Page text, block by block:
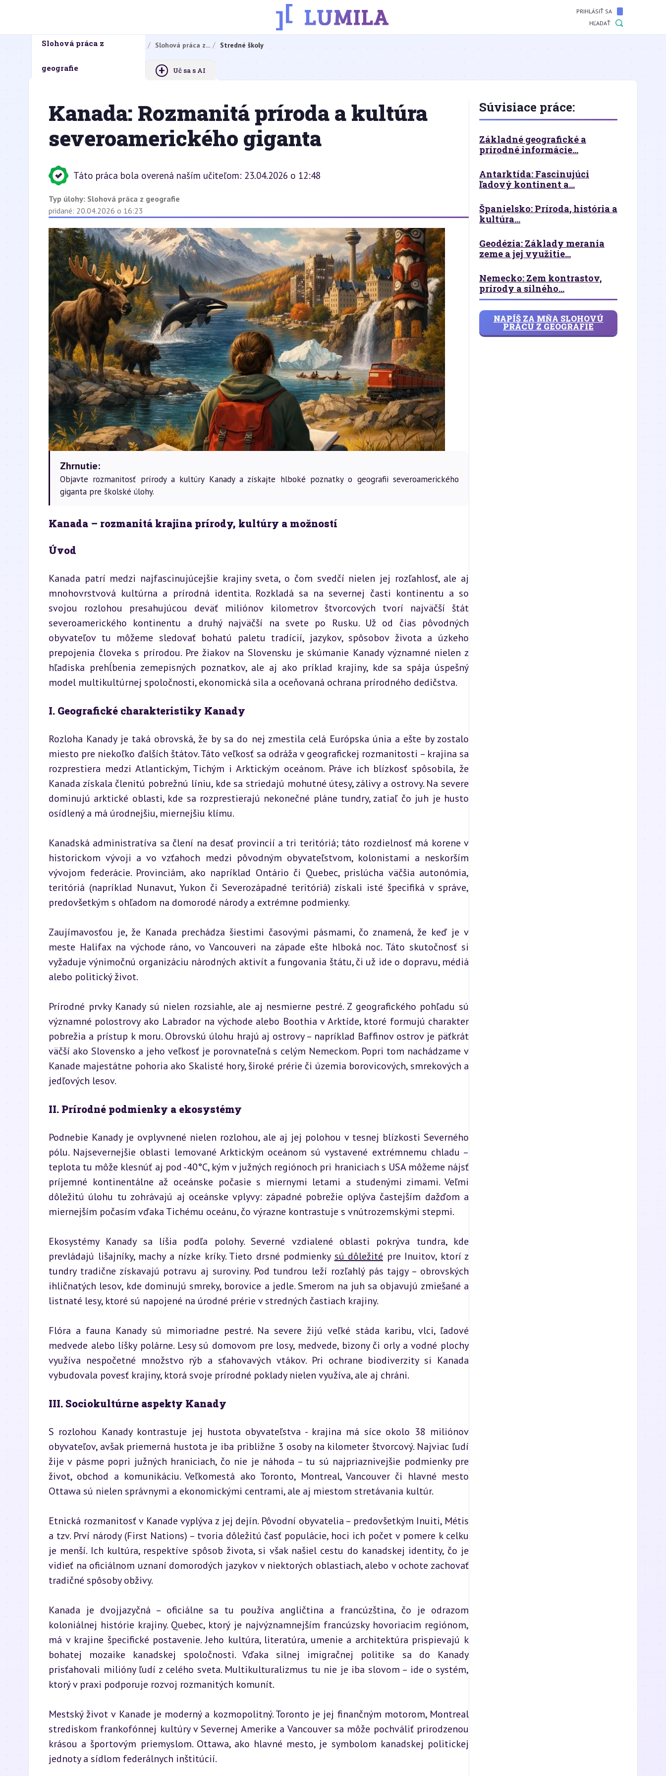
PRIHLÁSIŤ SA
HĽADAŤ
Domovská stránka Domáce úlohy Slohová práca z... Stredné školy
Slohová práca z
geografie + Uč sa s AI
Kanada: Rozmanitá príroda a kultúra
severoamerického giganta
Táto práca bola overená naším učiteľom: 23.04.2026 o 12:48
Typ úlohy: Slohová práca z geografie
pridané: 20.04.2026 o 16:23
Zhrnutie:
Objavte rozmanitosť prírody a kultúry Kanady a získajte hlboké poznatky o geografii severoamerického
giganta pre školské úlohy.
Kanada – rozmanitá krajina prírody, kultúry a možností
Úvod
Kanada patrí medzi najfascinujúcejšie krajiny sveta, o čom svedčí nielen jej rozľahlosť, ale aj
mnohovrstvová kultúrna a prírodná identita. Rozkladá sa na severnej časti kontinentu a so
svojou rozlohou presahujúcou deväť miliónov kilometrov štvorcových tvorí najväčší štát
severoamerického kontinentu a druhý najväčší na svete po Rusku. Už od čias pôvodných
obyvateľov tu môžeme sledovať bohatú paletu tradícií, jazykov, spôsobov života a úzkeho
prepojenia človeka s prírodou. Pre žiakov na Slovensku je skúmanie Kanady významné nielen z
hľadiska prehĺbenia zemepisných poznatkov, ale aj ako príklad krajiny, kde sa spája úspešný
model multikultúrnej spoločnosti, ekonomická sila a oceňovaná ochrana prírodného dedičstva.
I. Geografické charakteristiky Kanady
Rozloha Kanady je taká obrovská, že by sa do nej zmestila celá Európska únia a ešte by zostalo
miesto pre niekoľko ďalších štátov. Táto veľkosť sa odráža v geografickej rozmanitosti – krajina sa
rozprestiera medzi Atlantickým, Tichým i Arktickým oceánom. Práve ich blízkosť spôsobila, že
Kanada získala členitú pobrežnú líniu, kde sa striedajú mohutné útesy, zálivy a ostrovy. Na severe
dominujú arktické oblasti, kde sa rozprestierajú nekonečné pláne tundry, zatiaľ čo juh je husto
osídlený a má úrodnejšiu, miernejšiu klímu.
Kanadská administratíva sa člení na desať provincií a tri teritóriá; táto rozdielnosť má korene v
historickom vývoji a vo vzťahoch medzi pôvodným obyvateľstvom, kolonistami a neskorším
vývojom federácie. Provinciám, ako napríklad Ontário či Quebec, prislúcha väčšia autonómia,
teritóriá (napríklad Nunavut, Yukon či Severozápadné teritóriá) získali isté špecifiká v správe,
predovšetkým s ohľadom na domorodé národy a extrémne podmienky.
Zaujímavosťou je, že Kanada prechádza šiestimi časovými pásmami, čo znamená, že keď je v
meste Halifax na východe ráno, vo Vancouveri na západe ešte hlboká noc. Táto skutočnosť si
vyžaduje výnimočnú organizáciu národných aktivít a fungovania štátu, či už ide o dopravu, médiá
alebo politický život.
Prírodné prvky Kanady sú nielen rozsiahle, ale aj nesmierne pestré. Z geografického pohľadu sú
významné polostrovy ako Labrador na východe alebo Boothia v Arktíde, ktoré formujú charakter
pobrežia a prístup k moru. Obrovskú úlohu hrajú aj ostrovy – napríklad Baffinov ostrov je päťkrát
väčší ako Slovensko a jeho veľkosť je porovnateľná s celým Nemeckom. Popri tom nachádzame v
Kanade majestátne pohoria ako Skalisté hory, široké prérie či územia borovicových, smrekových a
jedľových lesov.
II. Prírodné podmienky a ekosystémy
Podnebie Kanady je ovplyvnené nielen rozlohou, ale aj jej polohou v tesnej blízkosti Severného
pólu. Najsevernejšie oblasti lemované Arktickým oceánom sú vystavené extrémnemu chladu –
teplota tu môže klesnúť aj pod -40°C, kým v južných regiónoch pri hraniciach s USA môžeme nájsť
príjemné kontinentálne až oceánske počasie s miernymi letami a studenými zimami. Veľmi
dôležitú úlohu tu zohrávajú aj oceánske vplyvy: západné pobrežie oplýva častejším dažďom a
miernejším počasím vďaka Tichému oceánu, čo výrazne kontrastuje s vnútrozemskými stepmi.
Ekosystémy Kanady sa líšia podľa polohy. Severné vzdialené oblasti pokrýva tundra, kde
prevládajú lišajníky, machy a nízke kríky. Tieto drsné podmienky sú dôležité pre Inuitov, ktorí z
tundry tradične získavajú potravu aj suroviny. Pod tundrou leží rozľahlý pás tajgy – obrovských
ihličnatých lesov, kde dominujú smreky, borovice a jedle. Smerom na juh sa objavujú zmiešané a
listnaté lesy, ktoré sú napojené na úrodné prérie v stredných častiach krajiny.
Flóra a fauna Kanady sú mimoriadne pestré. Na severe žijú veľké stáda karibu, vlci, ľadové
medvede alebo líšky polárne. Lesy sú domovom pre losy, medvede, bizony či orly a vodné plochy
využíva nespočetné množstvo rýb a sťahovavých vtákov. Pri ochrane biodiverzity si Kanada
vybudovala povesť krajiny, ktorá svoje prírodné poklady nielen využíva, ale aj chráni.
III. Sociokultúrne aspekty Kanady
S rozlohou Kanady kontrastuje jej hustota obyvateľstva - krajina má síce okolo 38 miliónov
obyvateľov, avšak priemerná hustota je iba približne 3 osoby na kilometer štvorcový. Najviac ľudí
žije v pásme popri južných hraniciach, čo nie je náhoda – tu sú najpriaznivejšie podmienky pre
život, obchod a komunikáciu. Veľkomestá ako Toronto, Montreal, Vancouver či hlavné mesto
Ottawa sú nielen správnymi a ekonomickými centrami, ale aj miestom stretávania kultúr.
Etnická rozmanitosť v Kanade vyplýva z jej dejín. Pôvodní obyvatelia – predovšetkým Inuiti, Métis
a tzv. Prví národy (First Nations) – tvoria dôležitú časť populácie, hoci ich počet v pomere k celku
je menší. Ich kultúra, respektíve spôsob života, si však našiel cestu do kanadskej identity, čo je
vidieť na oficiálnom uznaní domorodých jazykov v niektorých oblastiach, alebo v ochote zachovať
tradičné spôsoby obživy.
Kanada je dvojjazyčná – oficiálne sa tu používa angličtina a francúzština, čo je odrazom
koloniálnej histórie krajiny. Quebec, ktorý je najvýznamnejším francúzsky hovoriacim regiónom,
má v krajine špecifické postavenie. Jeho kultúra, literatúra, umenie a architektúra prispievajú k
bohatej mozaike kanadskej spoločnosti. Vďaka silnej imigračnej politike sa do Kanady
prisťahovali milióny ľudí z celého sveta. Multikulturalizmus tu nie je iba slovom – ide o systém,
ktorý v praxi podporuje rozvoj rozmanitých komunít.
Mestský život v Kanade je moderný a kozmopolitný. Toronto je jej finančným motorom, Montreal
strediskom frankofónnej kultúry v Severnej Amerike a Vancouver sa môže pochváliť prirodzenou
krásou a športovým priemyslom. Ottawa, ako hlavné mesto, je symbolom kanadskej politickej
jednoty a sídlom federálnych inštitúcií.
Súvisiace práce:
Základné geografické a
prírodné informácie...
Antarktída: Fascinujúci
ľadový kontinent a...
Španielsko: Príroda, história a
kultúra...
Geodézia: Základy merania
zeme a jej využitie...
Nemecko: Zem kontrastov,
prírody a silného...
NAPÍŠ ZA MŇA SLOHOVÚ
PRÁCU Z GEOGRAFIE